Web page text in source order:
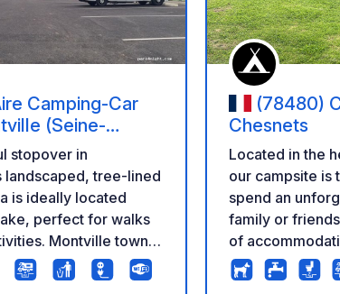
Camping-Car
(Seine-
d'Eau et Cadre
stopover in
landscaped, tree-lined
is ideally located
perfect for walks
Montville town
Museum, and
within walking
(78480)
Chesnets
Located in the
our campsite is
spend an
family or
of
will certainly
perfectly suits